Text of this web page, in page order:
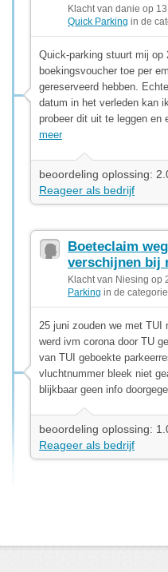
Klacht van danie op
Quick Parking in de
Quick-parking stuurt mij op
boekingsvoucher toe per
gereserveerd hebben.
datum in het verleden kan
probeer dit uit te leggen en
meer
beoordeling oplossing:
Reageer als bedrijf
Boeteclaim
verschijnen bij
Klacht van Niesing op
Parking in de categorie
25 juni zouden we met TUI
werd ivm corona door TU
van TUI geboekte
vluchtnummer bleek niet
blijkbaar geen info
beoordeling oplossing:
Reageer als bedrijf